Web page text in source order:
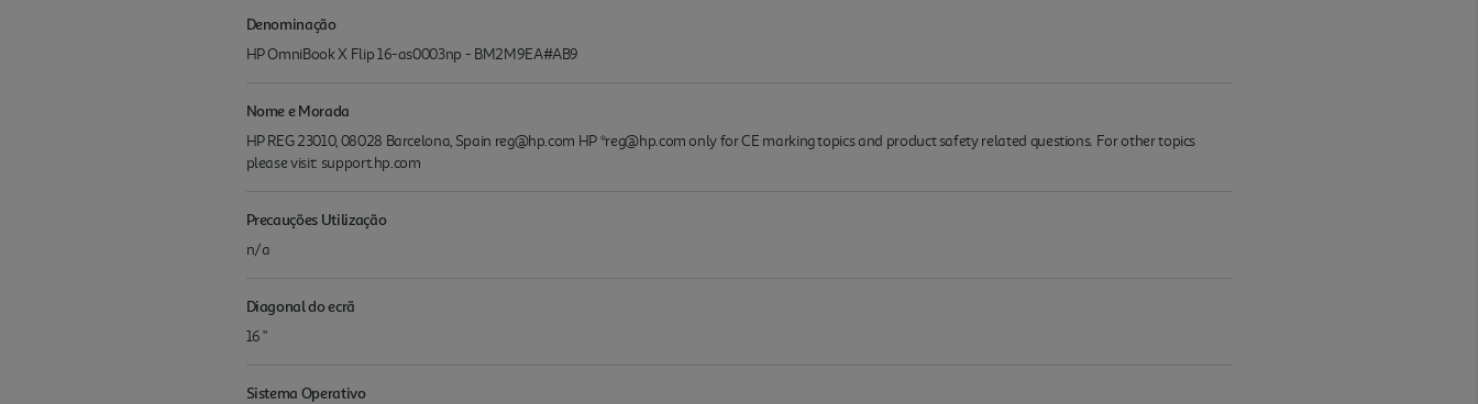
Denominação
HP OmniBook X Flip 16-as0003np - BM2M9EA#AB9
Nome e Morada
HP REG 23010, 08028 Barcelona, Spain reg@hp.com HP *reg@hp.com only for CE marking topics and product safety related questions. For other topics
please visit: support.hp.com
Precauções Utilização
n/a
Diagonal do ecrã
16 "
Sistema Operativo